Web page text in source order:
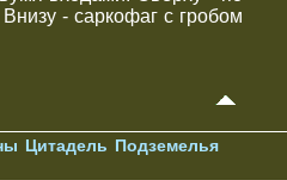
- саркофаг с гробом
Цитадель
Подземелья